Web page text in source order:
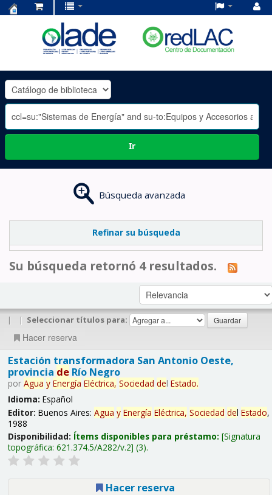
OLADE
-
Ir
Búsqueda avanzada
Refinar su búsqueda
Su búsqueda retornó 4 resultados.
| | Seleccionar títulos para:
Hacer reserva
Estación transformadora San Antonio Oeste,
provincia deRío Negro
por Agua y Energía Eléctrica, Sociedad del Estado.
Idioma: Español
Editor: Buenos Aires: Agua y Energía Eléctrica, Sociedad del Estado,
1988
Disponibilidad: Ítems disponibles para préstamo: Signatura
topográfica: 621.374.5/A282/v.2 (3).
Hacer reserva